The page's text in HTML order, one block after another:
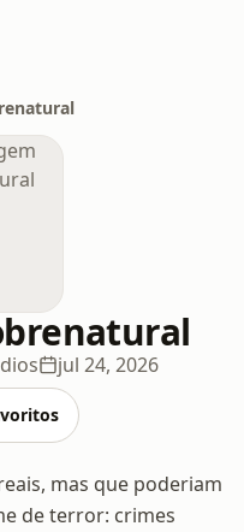
jul 24, 2026
mas que poderiam
de terror: crimes